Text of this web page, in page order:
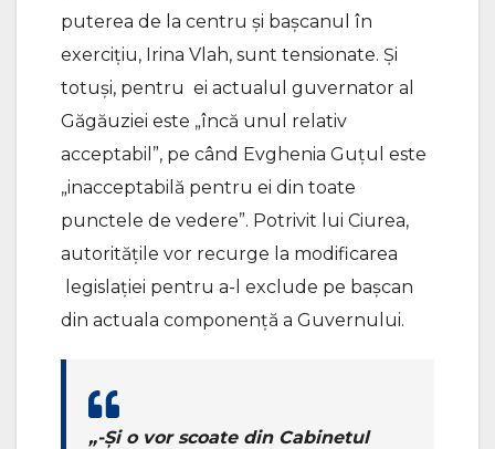
puterea de la centru și bașcanul în
exercițiu, Irina Vlah, sunt tensionate. Și
totuși, pentru ei actualul guvernator al
Găgăuziei este „încă unul relativ
acceptabil”, pe când Evghenia Guțul este
„inacceptabilă pentru ei din toate
punctele de vedere”. Potrivit lui Ciurea,
autoritățile vor recurge la modificarea
legislației pentru a-l exclude pe bașcan
din actuala componență a Guvernului.
„-Și o vor scoate din Cabinetul